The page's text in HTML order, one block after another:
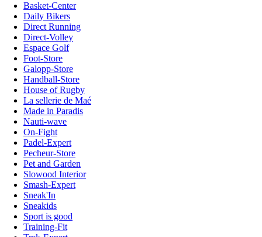
Basket-Center
Daily Bikers
Direct Running
Direct-Volley
Espace Golf
Foot-Store
Galopp-Store
Handball-Store
House of Rugby
La sellerie de Maé
Made in Paradis
Nauti-wave
On-Fight
Padel-Expert
Pecheur-Store
Pet and Garden
Slowood Interior
Smash-Expert
Sneak'In
Sneakids
Sport is good
Training-Fit